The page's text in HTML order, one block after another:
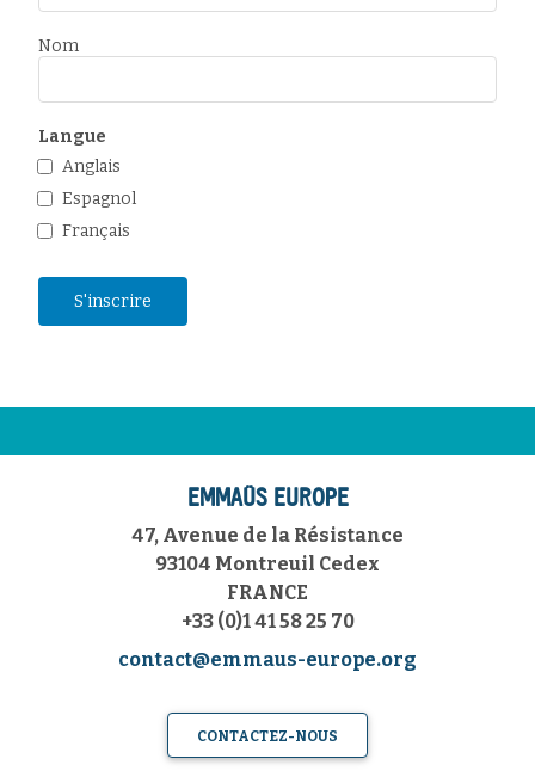
Nom
Langue
Anglais
Espagnol
Français
EMMAÜS EUROPE
47, Avenue de la Résistance
93104 Montreuil Cedex
FRANCE
+33 (0)1 41 58 25 70
contact@emmaus-europe.org
CONTACTEZ-NOUS